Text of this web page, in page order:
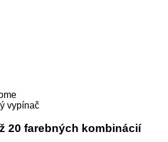
vypínač
20 farebných kombinácií